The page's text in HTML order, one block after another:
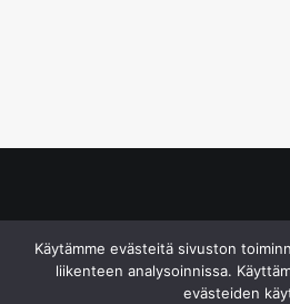
Käytämme evästeitä sivuston
liikenteen analysoinnissa.
evästeiden